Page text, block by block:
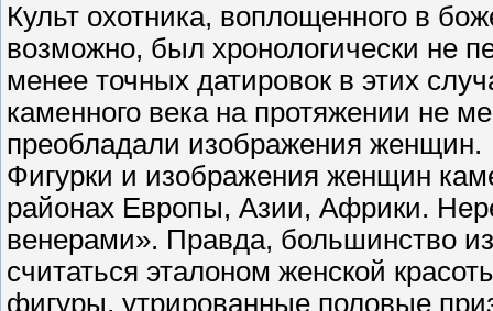
Культ охотника, воплощенного в
возможно, был хронологически не
менее точных датировок в этих
каменного века на протяжении не
преобладали изображения женщин.
Фигурки и изображения женщин
районах Европы, Азии, Африки.
венерами». Правда, большинство
считаться эталоном женской
фигуры, утрированные половые